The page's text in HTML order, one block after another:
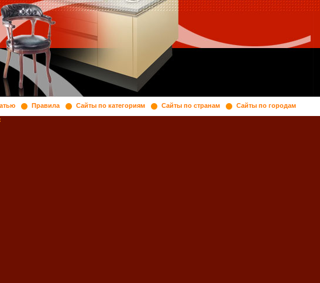
Правила Сайты по категориям Сайты по странам
Сайты по городам